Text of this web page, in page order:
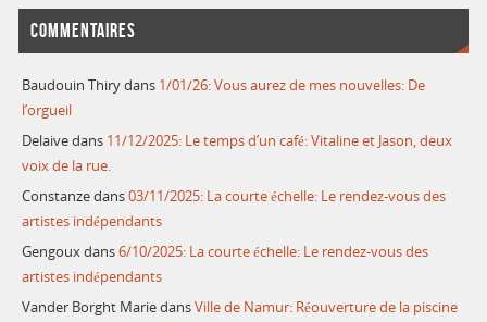
COMMENTAIRES
Baudouin Thirydans 1/01/26: Vous aurez de mes nouvelles: De
l’orgueil
Delaivedans 11/12/2025: Le temps d’un café: Vitaline et Jason, deux
voix de la rue.
Constanzedans03/11/2025: La courte échelle: Le rendez-vous des
artistes indépendants
Gengouxdans6/10/2025: La courte échelle: Le rendez-vous des
artistes indépendants
Vander Borght MariedansVille de Namur: Réouverture de la piscine